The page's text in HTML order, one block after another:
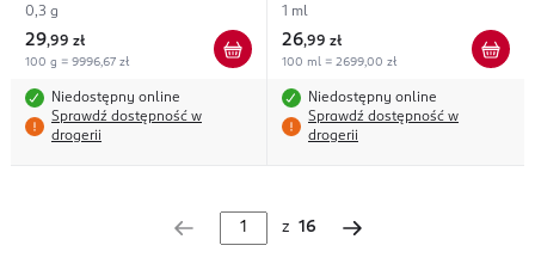
0,3 g
29,99 zł
100 g = 9996,67 zł
Niedostępny online
Sprawdź dostępność w
drogerii
1 ml
26,99 zł
100 ml = 2699,00 zł
Niedostępny online
Sprawdź dostępność w
drogerii
z 16